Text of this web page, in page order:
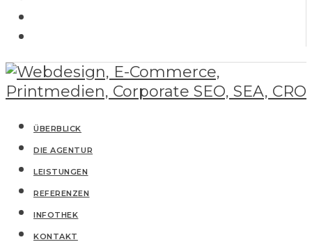
ÜBERBLICK
DIE AGENTUR
LEISTUNGEN
REFERENZEN
IN­FO­THEK
KONTAKT